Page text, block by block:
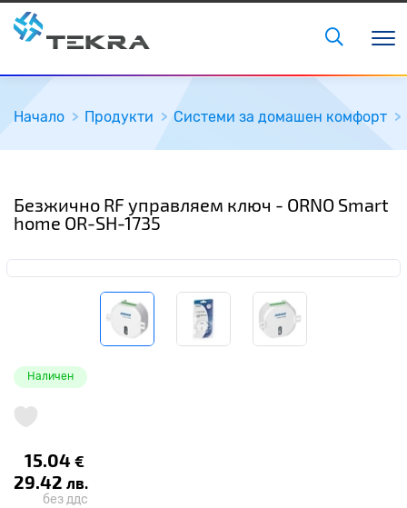
Начало Продукти Системи за домашен комфорт
Безжично RF управляем ключ - ORNO Smart
home OR-SH-1735
Наличен
15.04 €
29.42 лв.
без ддс